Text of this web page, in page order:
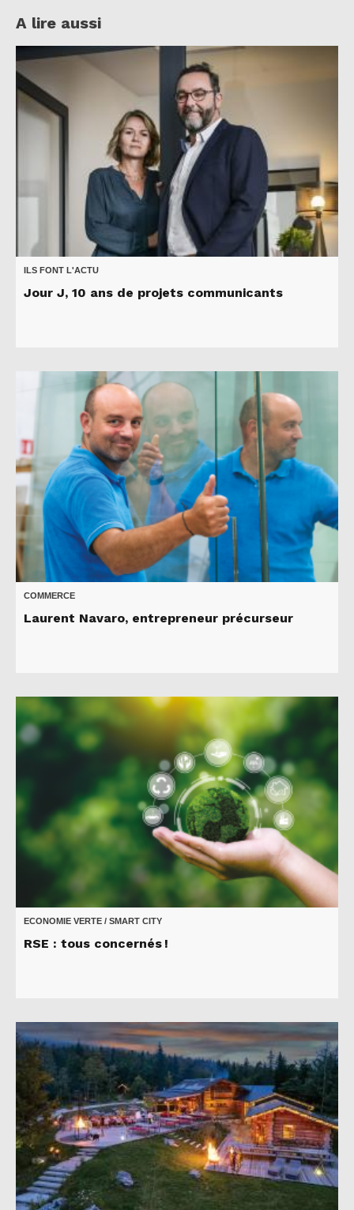
A lire aussi
ILS FONT L'ACTU
Jour J, 10 ans de projets communicants
COMMERCE
Laurent Navaro, entrepreneur précurseur
ECONOMIE VERTE / SMART CITY
RSE : tous concernés !